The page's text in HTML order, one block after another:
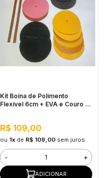
Kit Boina de Polimento
Flexível 6cm + EVA e Couro -
R$ 109,00
ou 1xde R$ 109,00 sem juros
- +
ADICIONAR